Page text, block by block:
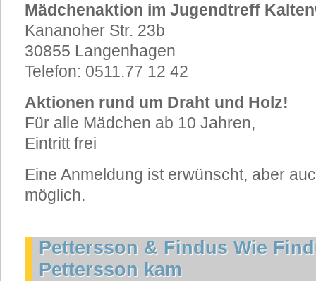
Mädchenaktion im Jugendtreff
Kananoher Str. 23b
30855 Langenhagen
Telefon: 0511.77 12 42
Aktionen rund um Draht und Holz!
Für alle Mädchen ab 10 Jahren,
Eintritt frei
Eine Anmeldung ist erwünscht, aber
möglich.
Pettersson & Findus Wie
Pettersson kam